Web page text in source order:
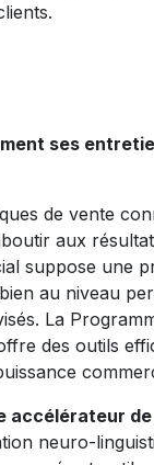
ses
de vente
aux
suppose une
au niveau
La
des outils
accélérateur
neuro-